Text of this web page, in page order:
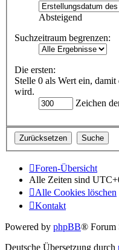
Absteigend
Suchzeitraum begrenzen:
Die ersten:
Stelle 0 als Wert ein,
wird.
Zeichen
Foren-Übersicht
Alle Zeiten sind
Alle Cookies löschen
Kontakt
Powered by phpBB® Forum
Deutsche Übersetzung durch